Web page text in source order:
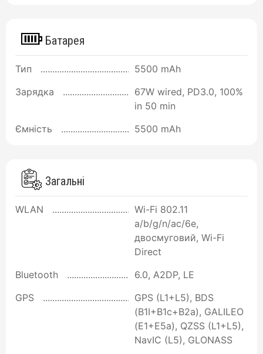
Батарея
Тип
5500 mAh
Зарядка
67W wired, PD3.0, 100%
in 50 min
Ємність
5500 mAh
Загальні
WLAN
Wi-Fi 802.11
a/b/g/n/ac/6e,
двосмуговий, Wi-Fi
Direct
Bluetooth
6.0, A2DP, LE
GPS
GPS (L1+L5), BDS
(B1I+B1c+B2a), GALILEO
(E1+E5a), QZSS (L1+L5),
NavIC (L5), GLONASS